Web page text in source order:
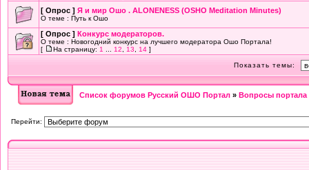
[ Опрос ] Я и мир Ошо . ALONENESS (OSHO Meditation Minutes)
О теме : Путь к Ошо
[ Опрос ] Конкурс модераторов.
О теме : Новогодний конкурс на лучшего модератора Ошо Портала!
[
На страницу: 1 12 13 14 ]
Показать темы:
Список форумов Русский ОШО Портал » Вопросы
Перейти: